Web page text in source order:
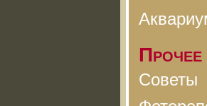
Прочее
Советы